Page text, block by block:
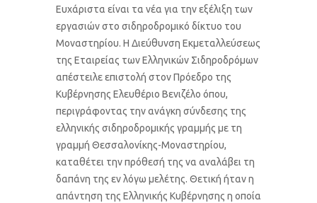
Ευχάριστα είναι τα νέα για την εξέλιξη των
εργασιών στο σιδηροδρομικό δίκτυο του
Μοναστηρίου. Η Διεύθυνση Εκμεταλλεύσεως
της Εταιρείας των Ελληνικών Σιδηροδρόμων
απέστειλε επιστολή στον Πρόεδρο της
Κυβέρνησης Ελευθέριο Βενιζέλο όπου,
περιγράφοντας την ανάγκη σύνδεσης της
ελληνικής σιδηροδρομικής γραμμής με τη
γραμμή Θεσσαλονίκης-Μοναστηρίου,
καταθέτει την πρόθεσή της να αναλάβει τη
δαπάνη της εν λόγω μελέτης. Θετική ήταν η
απάντηση της Ελληνικής Κυβέρνησης η οποία